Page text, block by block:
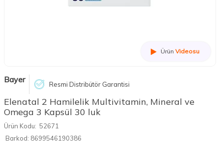
Ürün Videosu
Bayer Resmi Distribütör Garantisi
Elenatal 2 Hamilelik Multivitamin, Mineral ve
Omega 3 Kapsül 30 luk
Ürün Kodu: 52671
Barkod: 8699546190386